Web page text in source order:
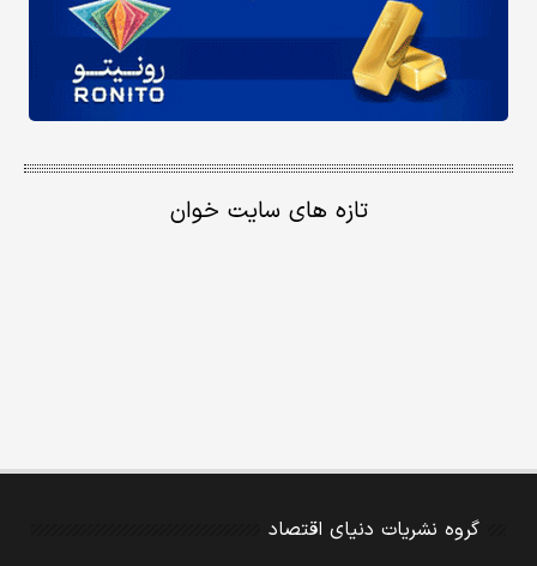
تازه های سایت خوان
گروه نشریات دنیای اقتصاد